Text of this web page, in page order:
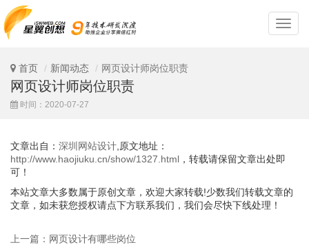
深
圳
首页 新闻动态 网页设计师岗位职责
网页设计师岗位职责
时间：2020-07-27
文章出自： 深圳网站设计 ,原文地址：
http://www.haojiuku.cn/show/1327.html ，转载请保留文章出处即
可！
本站文章大多数属于原创文章，欢迎大家转载!少数我们转载文章的
文章，如未获您授权请点下方联系我们，我们会尽快下线处理！
上一篇：网页设计有哪些岗位